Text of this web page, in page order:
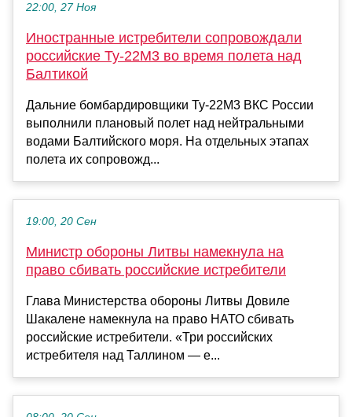
22:00, 27 Ноя
Иностранные истребители сопровождали
российские Ту-22М3 во время полета над
Балтикой
Дальние бомбардировщики Ту-22М3 ВКС России
выполнили плановый полет над нейтральными
водами Балтийского моря. На отдельных этапах
полета их сопровожд...
19:00, 20 Сен
Министр обороны Литвы намекнула на
право сбивать российские истребители
Глава Министерства обороны Литвы Довиле
Шакалене намекнула на право НАТО сбивать
российские истребители. «Три российских
истребителя над Таллином — е...